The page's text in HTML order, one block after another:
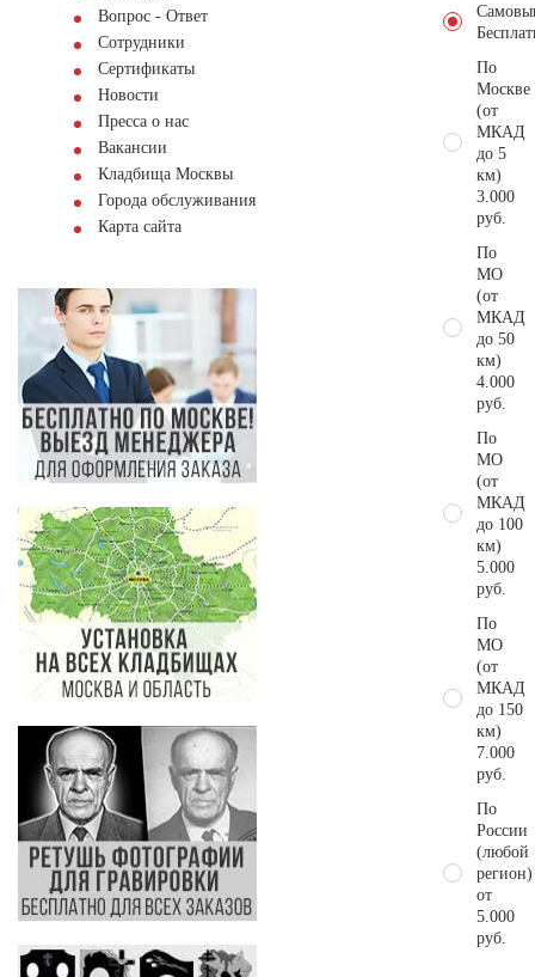
Вопрос - Ответ
Сотрудники
Сертификаты
Новости
Пресса о нас
Вакансии
Кладбища Москвы
Города обслуживания
Карта сайта
По
Москве
(от
МКАД
до 5
км)
3.000
руб.
По
МО
(от
МКАД
до 50
км)
4.000
руб.
По
МО
(от
МКАД
до 100
км)
5.000
руб.
По
МО
(от
МКАД
до 150
км)
7.000
руб.
По
России
(любой
регион)
от
5.000
руб.